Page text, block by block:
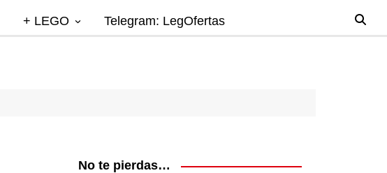
+ LEGO Telegram: LegOfertas
No te pierdas…